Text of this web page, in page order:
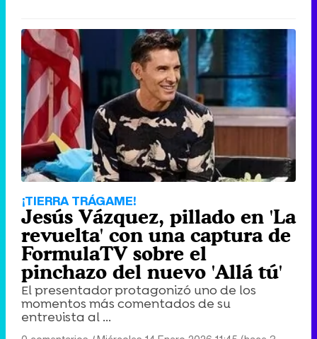
¡TIERRA TRÁGAME!
Jesús Vázquez, pillado en 'La
revuelta' con una captura de
FormulaTV sobre el
pinchazo del nuevo 'Allá tú'
El presentador protagonizó uno de los
momentos más comentados de su
entrevista al ...